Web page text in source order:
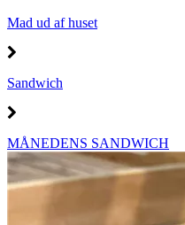
Mad ud af huset
Sandwich
MÅNEDENS SANDWICH